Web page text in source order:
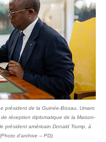
président de la Guinée-Bissau, Umaro
réception diplomatique de la Maison-
président américain Donald Trump, à
d’archive – PD).